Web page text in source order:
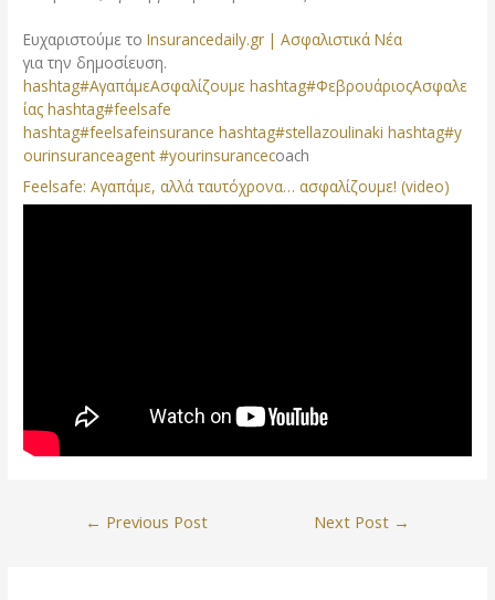
Ευχαριστούμε τοInsurancedaily.gr | Ασφαλιστικά Νέα
για την δημοσίευση.
hashtag#ΑγαπάμεΑσφαλίζουμε hashtag#ΦεβρουάριοςΑσφαλε
ίας hashtag#feelsafe
hashtag#feelsafeinsurance hashtag#stellazoulinaki hashtag#y
ourinsuranceagent#yourinsurancecoach
Feelsafe: Aγαπάμε, αλλά ταυτόχρονα… ασφαλίζουμε! (video)
← Previous Post Next Post →